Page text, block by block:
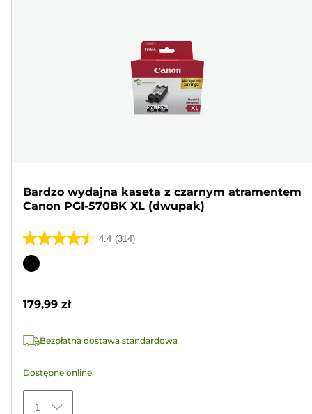
Bardzo wydajna kaseta z czarnym atramentem
Canon PGI-570BK XL (dwupak)
4.4 (314)
4.4
na
314
Wkład
179,99 zł
Bezpłatna dostawa standardowa
Dostępne online
1